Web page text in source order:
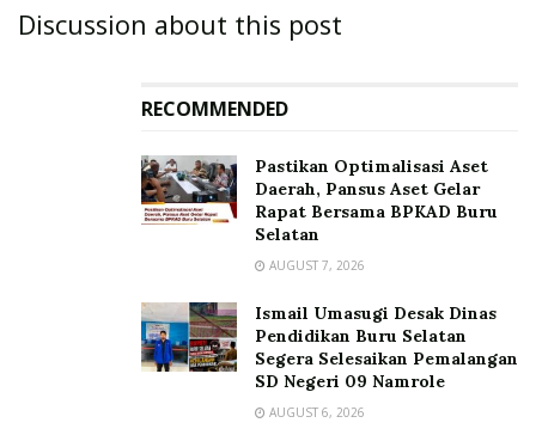
Discussion about this post
RECOMMENDED
Pastikan Optimalisasi Aset
Daerah, Pansus Aset Gelar
Rapat Bersama BPKAD Buru
Selatan
AUGUST 7, 2026
Ismail Umasugi Desak Dinas
Pendidikan Buru Selatan
Segera Selesaikan Pemalangan
SD Negeri 09 Namrole
AUGUST 6, 2026